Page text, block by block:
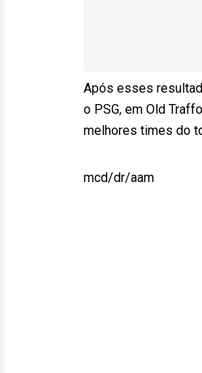
Após esses
o PSG, em Old
melhores times do
mcd/dr/aam